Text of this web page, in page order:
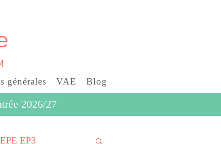
générales VAE Blog
2026/27
EP3